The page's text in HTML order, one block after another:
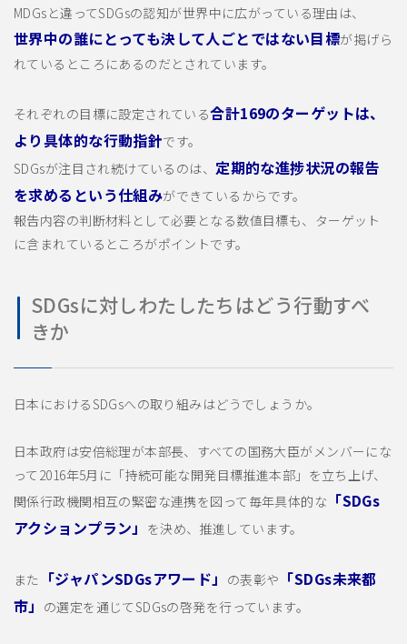
MDGsと違ってSDGsの認知が世界中に広がっている理由は、
世界中の誰にとっても決して人ごとではない目標が掲げら
れているところにあるのだとされています。
それぞれの目標に設定されている合計169のターゲットは、
より具体的な行動指針です。
SDGsが注目され続けているのは、 定期的な進捗状況の報告
を求めるという仕組みができているからです。
報告内容の判断材料として必要となる数値目標も、ターゲット
に含まれているところがポイントです。
SDGsに対しわたしたちはどう行動すべ
きか
日本におけるSDGsへの取り組みはどうでしょうか。
日本政府は安倍総理が本部長、すべての国務大臣がメンバーにな
って2016年5月に「持続可能な開発目標推進本部」を立ち上げ、
関係行政機関相互の緊密な連携を図って毎年具体的な 「SDGs
アクションプラン」 を決め、推進しています。
また 「ジャパンSDGsアワード」 の表彰や 「SDGs未来都
市」 の選定を通じてSDGsの啓発を行っています。